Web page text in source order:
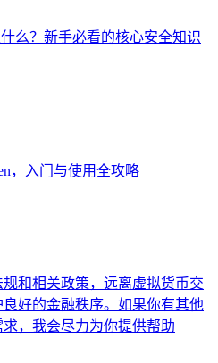
么？新手必看的核心安全知识
，入门与使用全攻略
和相关政策，远离虚拟货币交
好的金融秩序。如果你有其他
，我会尽力为你提供帮助